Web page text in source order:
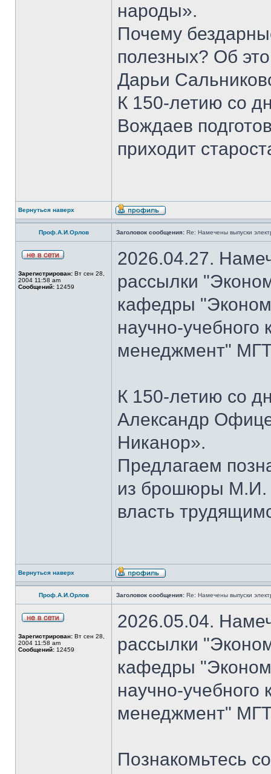
народы».
Почему
полезных? Об
Дарьи
К 150-летию со
Вождаев
приходит
Вернуться наверх
Проф.А.И.Орлов Заголовок сообщения: Re: Намечены выпуски
Зарегистрирован: Вт сен 28,
2004 11:58 am
Сообщений: 12459
2026.04.27.
рассылки
кафедры
научно-
менеджмент"
К 150-летию со
Александр
Никанор».
Предлагаем
из брошюры М.И.
власть
Вернуться наверх
Проф.А.И.Орлов Заголовок сообщения: Re: Намечены выпуски
Зарегистрирован: Вт сен 28,
2004 11:58 am
Сообщений: 12459
2026.05.04.
рассылки
кафедры
научно-
менеджмент"
Познакомьтесь